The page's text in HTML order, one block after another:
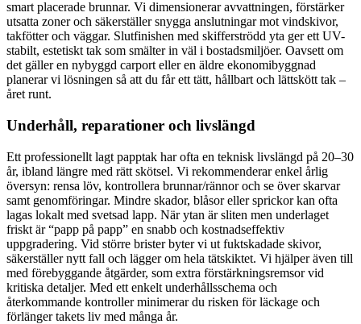
smart placerade brunnar. Vi dimensionerar avvattningen, förstärker
utsatta zoner och säkerställer snygga anslutningar mot vindskivor,
takfötter och väggar. Slutfinishen med skifferströdd yta ger ett UV-
stabilt, estetiskt tak som smälter in väl i bostadsmiljöer. Oavsett om
det gäller en nybyggd carport eller en äldre ekonomibyggnad
planerar vi lösningen så att du får ett tätt, hållbart och lättskött tak –
året runt.
Underhåll, reparationer och livslängd
Ett professionellt lagt papptak har ofta en teknisk livslängd på 20–30
år, ibland längre med rätt skötsel. Vi rekommenderar enkel årlig
översyn: rensa löv, kontrollera brunnar/rännor och se över skarvar
samt genomföringar. Mindre skador, blåsor eller sprickor kan ofta
lagas lokalt med svetsad lapp. När ytan är sliten men underlaget
friskt är “papp på papp” en snabb och kostnadseffektiv
uppgradering. Vid större brister byter vi ut fuktskadade skivor,
säkerställer nytt fall och lägger om hela tätskiktet. Vi hjälper även till
med förebyggande åtgärder, som extra förstärkningsremsor vid
kritiska detaljer. Med ett enkelt underhållsschema och
återkommande kontroller minimerar du risken för läckage och
förlänger takets liv med många år.